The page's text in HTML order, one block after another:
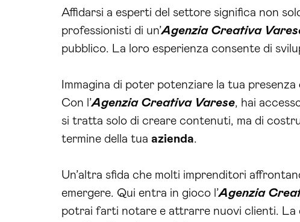
Affidarsi a esperti del settore significa non
professionisti di un’Agenzia Creativa
pubblico. La loro esperienza consente di
Immagina di poter potenziare la tua presenza
Con l’Agenzia Creativa Varese, hai
si tratta solo di creare contenuti, ma di
termine della tua azienda.
Un’altra sfida che molti imprenditori
emergere. Qui entra in gioco l’Agenzia
potrai farti notare e attrarre nuovi clienti. La